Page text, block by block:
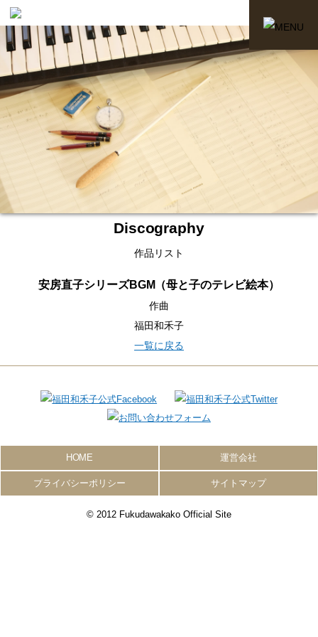
Discography
作品リスト
安房直子シリーズBGM（母と子のテレビ絵本）
作曲
福田和禾子
一覧に戻る
HOME 運営会社
プライバシーポリシー サイトマップ
© 2012 Fukudawakako Official Site